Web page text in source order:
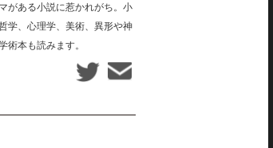
がある小説に惹かれがち。小
学、心理学、美術、異形や神
術本も読みます。